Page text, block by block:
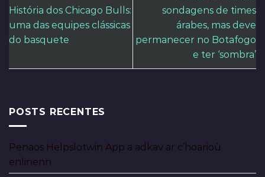
História dos Chicago Bulls:
uma das equipes clássicas
do basquete
sondagens de times
árabes, mas deve
permanecer no Botafogo
e ter ‘sombra’
POSTS RECENTES
Penaos Helpslotwin App a adkav ar c’hoarioù
enlinenn